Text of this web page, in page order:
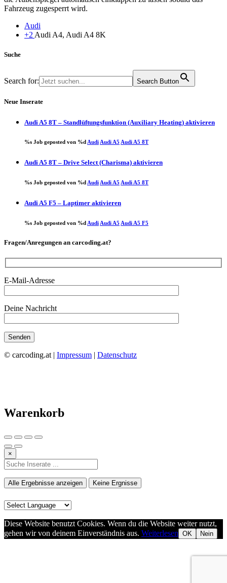
Fahrzeug zugesperrt wird.
Audi
+2 Audi A4, Audi A4 8K
Suche
Search for: Search Button
Neue Inserate
Audi A5 8T – Standlüftungsfunktion (Auxiliary Heating) aktivieren
%s Job geposted von %dAudiAudi A5 Audi A5 8T
Audi A5 8T – Drive Select (Charisma) aktivieren
%s Job geposted von %dAudiAudi A5 Audi A5 8T
Audi A5 F5 – Laptimer aktivieren
%s Job geposted von %d Audi Audi A5 Audi A5 F5
Fragen/Anregungen an carcoding.at?
E-Mail-Adresse
Deine Nachricht
© carcoding.at | Impressum | Datenschutz
Warenkorb
×
Alle Ergebnisse anzeigen Keine Ergnisse
Diese Website benutzt Cookies. Wenn du die Website weiter nutzt,
gehen wir von deinem Einverständnis aus. Weiterlesen OK Nein